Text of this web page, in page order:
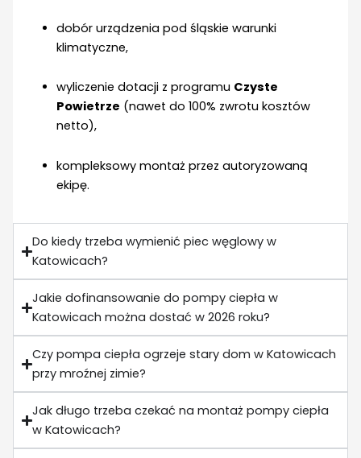
dobór urządzenia pod śląskie warunki
klimatyczne,
wyliczenie dotacji z programu Czyste
Powietrze (nawet do 100% zwrotu kosztów
netto),
kompleksowy montaż przez autoryzowaną
ekipę.
Do kiedy trzeba wymienić piec węglowy w
Katowicach?
Jakie dofinansowanie do pompy ciepła w
Katowicach można dostać w 2026 roku?
Czy pompa ciepła ogrzeje stary dom w Katowicach
przy mroźnej zimie?
Jak długo trzeba czekać na montaż pompy ciepła
w Katowicach?